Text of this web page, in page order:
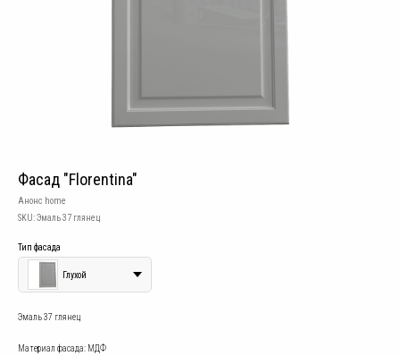
Фасад "Florentina"
Анонс home
SKU:Эмаль 37 глянец
Тип фасада
Глухой
Эмаль 37 глянец
Материал фасада: МДФ